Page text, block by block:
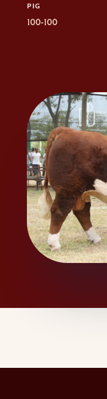
PIG
100-100